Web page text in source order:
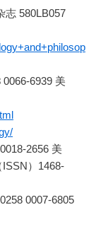
志 580LB057
6939 美
2656 美
ISSN）1468-
0007-6805